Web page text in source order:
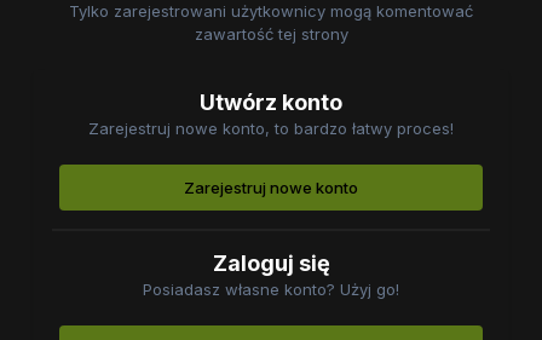
Tylko zarejestrowani użytkownicy mogą komentować
zawartość tej strony
Utwórz konto
Zarejestruj nowe konto, to bardzo łatwy proces!
Zarejestruj nowe konto
Zaloguj się
Posiadasz własne konto? Użyj go!